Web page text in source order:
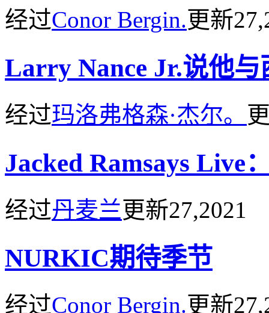
经过Conor Bergin.更新
Larry Nance Jr.说他
经过玛洛弗格森·杰尔。
Jacked Ramsays Live
经过丹麦兰更新27,2021
NURKIC期待季节
经过Conor Bergin.更新